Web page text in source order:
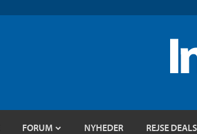
FORUM NYHEDER REJSE DEALS